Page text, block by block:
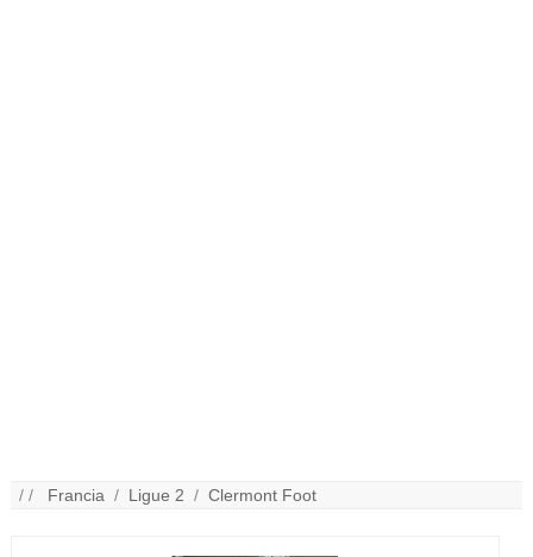
/ / Francia / Ligue 2 /Clermont Foot